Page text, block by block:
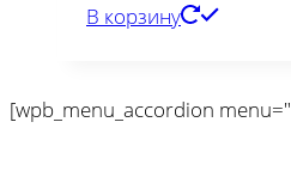
В корзину
[wpb_menu_accordion